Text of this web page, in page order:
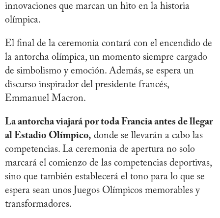
innovaciones que marcan un hito en la historia
olímpica.
El final de la ceremonia contará con el encendido de
la antorcha olímpica, un momento siempre cargado
de simbolismo y emoción. Además, se espera un
discurso inspirador del presidente francés,
Emmanuel Macron.
La antorcha viajará por toda Francia antes de llegar
al Estadio Olímpico, donde se llevarán a cabo las
competencias. La ceremonia de apertura no solo
marcará el comienzo de las competencias deportivas,
sino que también establecerá el tono para lo que se
espera sean unos Juegos Olímpicos memorables y
transformadores.